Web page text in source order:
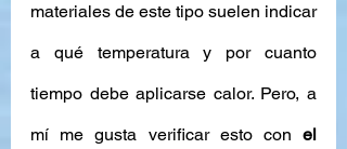
materiales de este tipo suelen indicar
a qué temperatura y por cuanto
tiempo debe aplicarse calor. Pero, a
mí me gusta verificar esto con el